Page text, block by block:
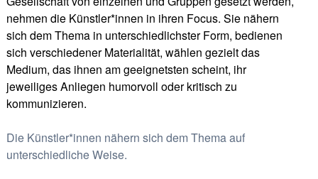
nehmen die Künstler*innen in ihren Focus. Sie nähern
sich dem Thema in unterschiedlichster Form, bedienen
sich verschiedener Materialität, wählen gezielt das
Medium, das ihnen am geeignetsten scheint, ihr
jeweiliges Anliegen humorvoll oder kritisch zu
kommunizieren.
Die Künstler*innen nähern sich dem Thema auf
unterschiedliche Weise.